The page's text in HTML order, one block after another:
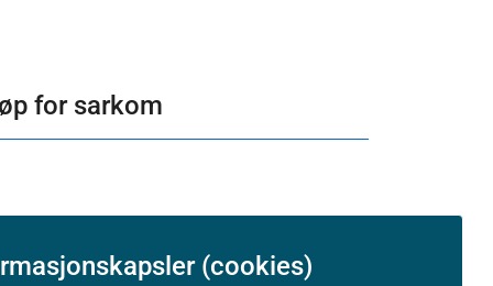
(cookies)
for sarkom